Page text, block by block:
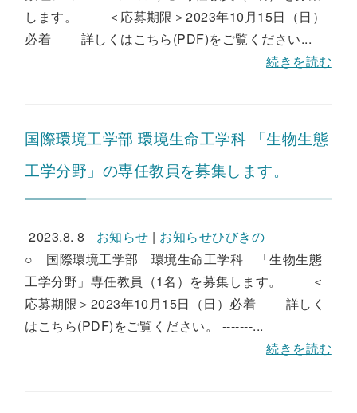
します。 ＜応募期限＞2023年10月15日（日）
必着 詳しくはこちら(PDF)をご覧ください...
続きを読む
国際環境工学部 環境生命工学科 「生物生態
工学分野」の専任教員を募集します。
2023.8. 8 お知らせ | お知らせひびきの
○ 国際環境工学部 環境生命工学科 「生物生態
工学分野」専任教員（1名）を募集します。 ＜
応募期限＞2023年10月15日（日）必着 詳しく
はこちら(PDF)をご覧ください。 -------...
続きを読む